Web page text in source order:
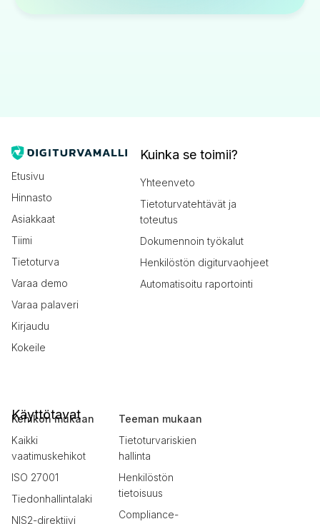
Etusivu
Hinnasto
Asiakkaat
Tiimi
Tietoturva
Varaa demo
Varaa palaveri
Kirjaudu
Kokeile
Kuinka se toimii?
Yhteenveto
Tietoturvatehtävät ja
toteutus
Dokumennoin työkalut
Henkilöstön digiturvaohjeet
Automatisoitu raportointi
Käyttötavat
Kehikon mukaan
Kaikki
vaatimuskehikot
ISO 27001
Tiedonhallintalaki
NIS2-direktiivi
Teeman mukaan
Tietoturvariskien
hallinta
Henkilöstön
tietoisuus
Compliance-